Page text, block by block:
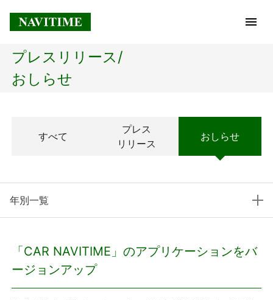
トップページ
経営理念
プレスリリース
プレスリリース/
おしらせ
すべて
プレス
リリース
おしらせ
年別一覧
「CAR NAVITIME」のアプリケーションをバ
ージョンアップ